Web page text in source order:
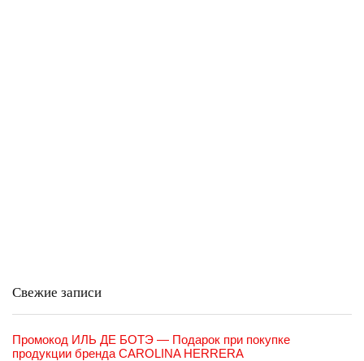
Свежие записи
Промокод ИЛЬ ДЕ БОТЭ — Подарок при покупке
продукции бренда CAROLINA HERRERA